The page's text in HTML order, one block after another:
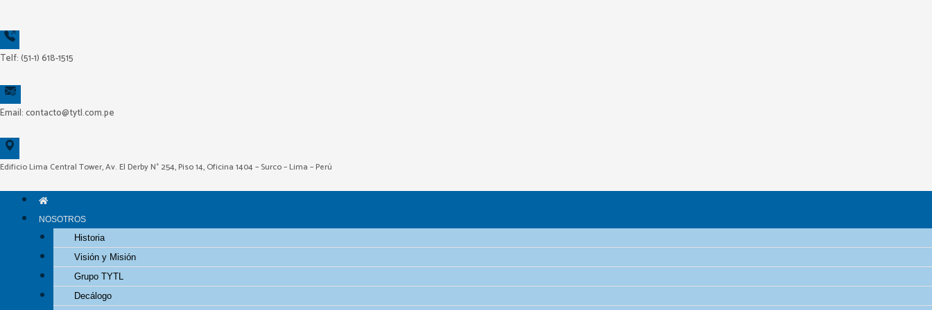
al
contenido
Telf: (51-1) 618-1515
Email: contacto@tytl.com.pe
Edificio Lima Central Tower, Av. El Derby N° 254, Piso 14, Oficina 1404 – Surco – Lima – Perú
NOSOTROS
Historia
Visión y Misión
Grupo TYTL
Decálogo